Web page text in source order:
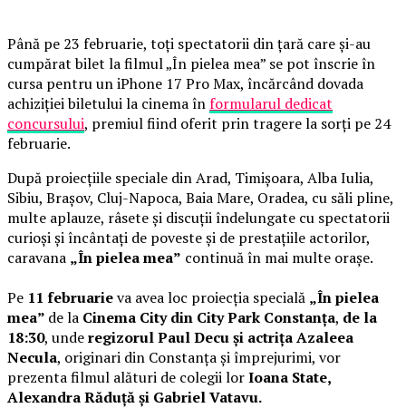
Până pe 23 februarie, toți spectatorii din țară care și-au
cumpărat bilet la filmul „În pielea mea” se pot înscrie în
cursa pentru un iPhone 17 Pro Max, încărcând dovada
achiziției biletului la cinema înformularul dedicat
concursului, premiul fiind oferit prin tragere la sorți pe 24
februarie.
După proiecțiile speciale din Arad, Timișoara, Alba Iulia,
Sibiu, Brașov, Cluj-Napoca, Baia Mare, Oradea, cu săli pline,
multe aplauze, râsete și discuții îndelungate cu spectatorii
curioși și încântați de poveste și de prestațiile actorilor,
caravana „În pielea mea” continuă în mai multe orașe.
Pe 11 februarieva avea loc proiecția specială „În pielea
mea” de la Cinema City din City Park Constanța, de la
18:30, underegizorul Paul Decu și actrița Azaleea
Necula, originari din Constanța și împrejurimi, vor
prezenta filmul alături de colegii lorIoana State,
Alexandra Răduță și Gabriel Vatavu.